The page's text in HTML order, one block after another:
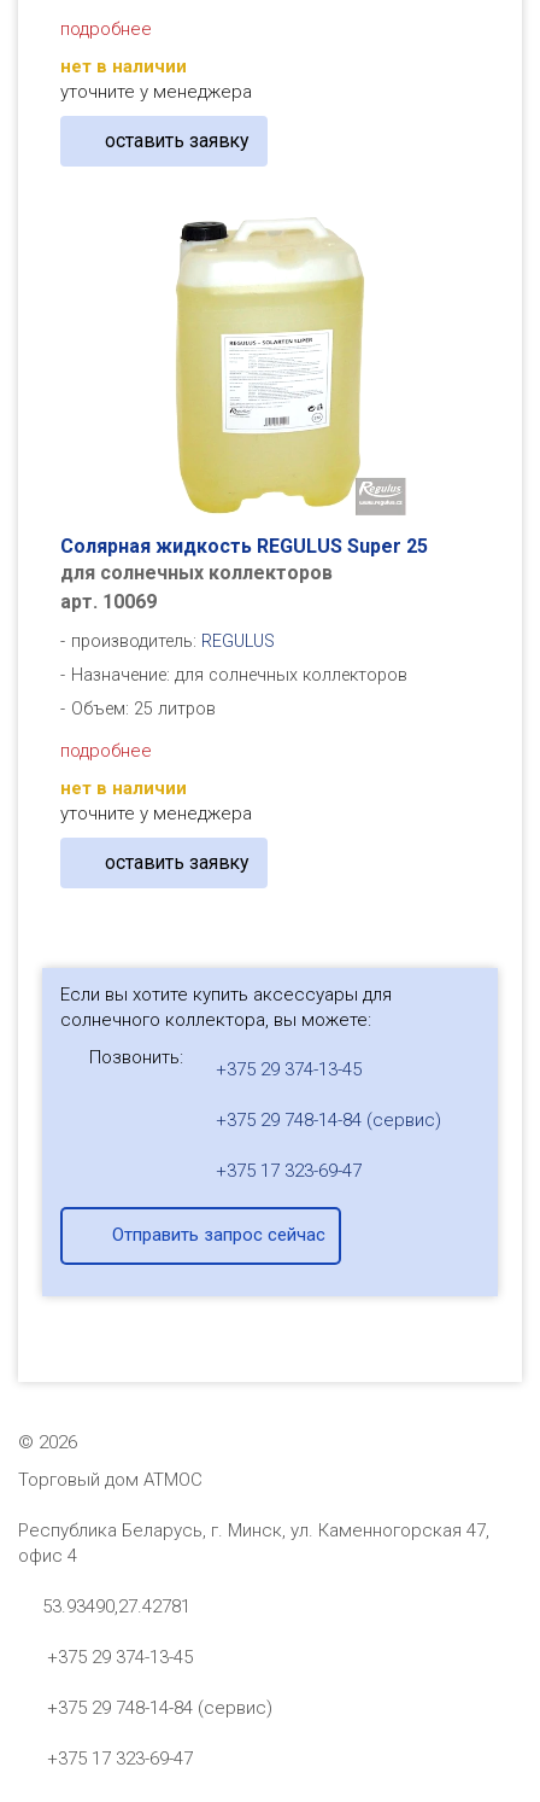
подробнее
нет в наличии
уточните у менеджера
оставить заявку
Солярная жидкость REGULUS Super 25
для солнечных коллекторов
арт. 10069
производитель: REGULUS
Назначение: для солнечных коллекторов
Объем: 25 литров
подробнее
нет в наличии
уточните у менеджера
оставить заявку
Если вы хотите купить аксессуары для
солнечного коллектора, вы можете:
Позвонить:
+375 29 374-13-45
+375 29 748-14-84 (сервис)
+375 17 323-69-47
Отправить запрос сейчас
© 2026
Торговый дом АТМОС
Республика Беларусь, г. Минск, ул. Каменногорская 47,
офис 4
53.93490,27.42781
+375 29 374-13-45
+375 29 748-14-84 (сервис)
+375 17 323-69-47